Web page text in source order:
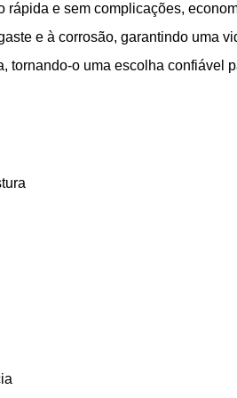
e sem complicações,
e à corrosão, garantindo uma
o uma escolha confiável